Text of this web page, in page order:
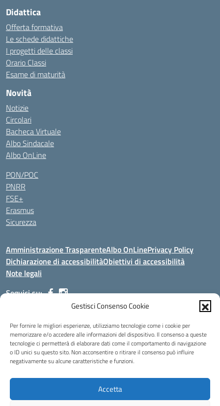
Gestisci Consenso Cookie
Per fornire le migliori esperienze, utilizziamo tecnologie come i cookie per
memorizzare e/o accedere alle informazioni del dispositivo. Il consenso a queste
tecnologie ci permetterà di elaborare dati come il comportamento di navigazione
o ID unici su questo sito. Non acconsentire o ritirare il consenso può influire
negativamente su alcune caratteristiche e funzioni.
Accetta
Didattica
Offerta formativa
Le schede didattiche
I progetti delle classi
Orario Classi
Esame di maturità
Novità
Notizie
Circolari
Bacheca Virtuale
Albo Sindacale
Albo OnLine
PON/POC
PNRR
FSE+
Erasmus
Sicurezza
Amministrazione TrasparenteAlbo OnLinePrivacy Policy
Dichiarazione di accessibilitàObiettivi di accessibilità
Note legali
Seguici su:
Indirizzo:Via Malagrida, 3 - 22017 Menaggio (CO)
Centralino:+39 0344.32.539 Email:cois00100g@istruzione.it
Posta elettronica certificata (PEC):cois00100g@pec.istruzione.it
Codice fiscale: 84004690131
Codice Indice delle Pubbliche Amministrazioni (IPA): istsc_cois00100g
Codice unico di fatturazione (CUF): UFMDNA